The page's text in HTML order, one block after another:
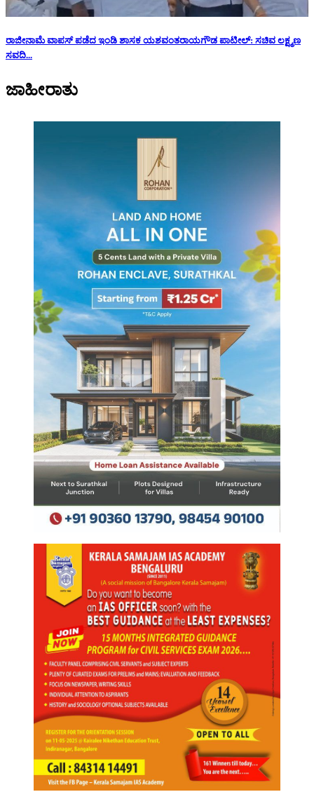
ರಾಜೀನಾಮೆ ವಾಪಸ್ ಪಡೆದ ಇಂಡಿ ಶಾಸಕ ಯಶವಂತರಾಯಗೌಡ ಪಾಟೀಲ್: ಸಚಿವ ಲಕ್ಷ್ಮಣ
ಸವದಿ...
ಜಾಹೀರಾತು